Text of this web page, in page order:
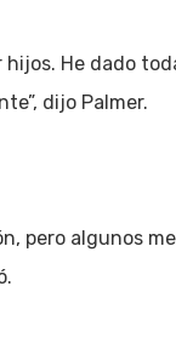
He dado
dijo Palmer.
pero algunos